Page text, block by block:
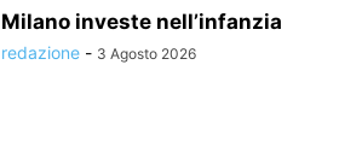
Milano investe nell’infanzia
redazione - 3 Agosto 2026